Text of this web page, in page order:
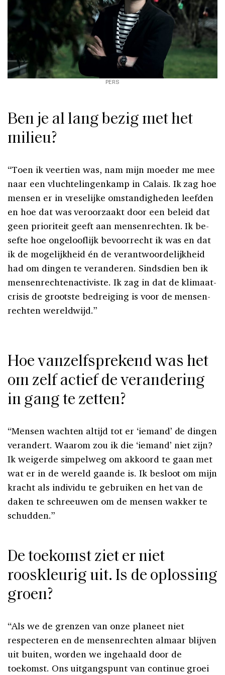
PERS
Ben je al lang bezig met het
milieu?
“Toen ik veertien was, nam mijn moeder me mee
naar een vluchtelingenkamp in Calais. Ik zag hoe
mensen er in vreselijke omstandigheden leefden
en hoe dat was veroorzaakt door een beleid dat
geen prioriteit geeft aan mensenrechten. Ik be­
sefte hoe ongelooflijk bevoorrecht ik was en dat
ik de mogelijkheid én de verantwoordelijkheid
had om dingen te veranderen. Sindsdien ben ik
mensenrechtenactiviste. Ik zag in dat de klimaat­
crisis de grootste bedreiging is voor de mensen­
rechten wereldwijd.”
Hoe vanzelfsprekend was het
om zelf actief de verandering
in gang te zetten?
“Mensen wachten altijd tot er ‘iemand’ de dingen
verandert. Waarom zou ik die ‘iemand’ niet zijn?
Ik weigerde simpelweg om akkoord te gaan met
wat er in de wereld gaande is. Ik besloot om mijn
kracht als individu te gebruiken en het van de
daken te schreeuwen om de mensen wakker te
schudden.”
De toekomst ziet er niet
rooskleurig uit. Is de oplossing
groen?
“Als we de grenzen van onze planeet niet
respec­teren en de mensenrechten almaar blijven
uit­ buiten, worden we ingehaald door de
toekomst. Ons uitgangspunt van continue groei